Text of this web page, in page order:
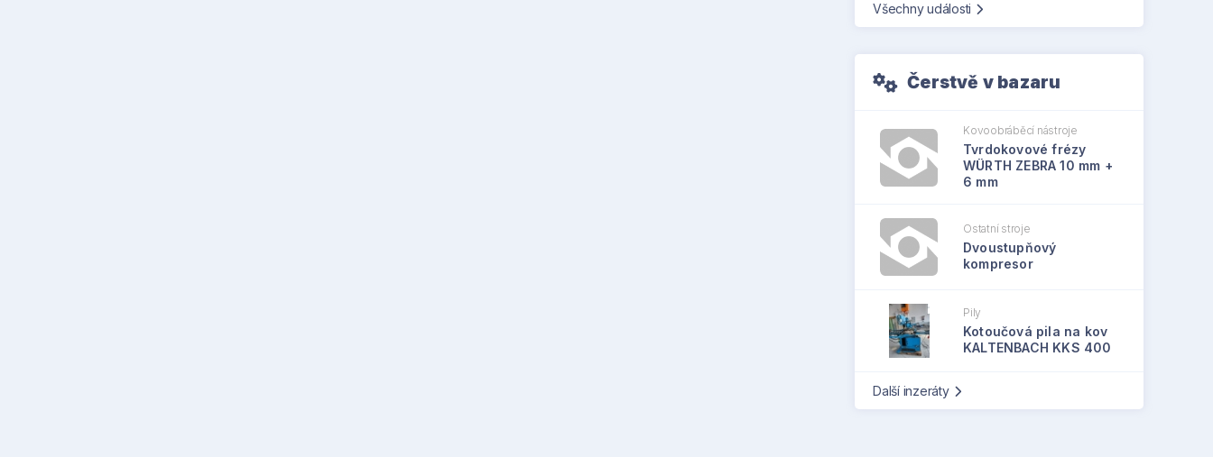
Všechny události
Čerstvě v bazaru
Kovoobráběcí nástroje
Tvrdokovové frézy
WÜRTH ZEBRA 10 mm +
6 mm
Ostatní stroje
Dvoustupňový
kompresor
Pily
Kotoučová pila na kov
KALTENBACH KKS 400
Další inzeráty